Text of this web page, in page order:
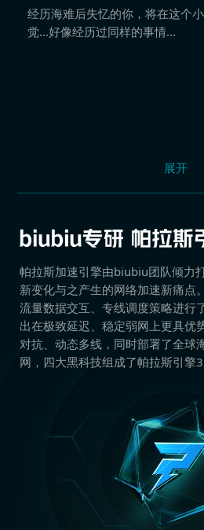
经历海难后失忆的你，将在这个
觉...好像经历过同样的事情...
展开
帕拉斯加速引擎由biubiu团队倾力
新变化与之产生的网络加速新痛点
流量数据交互、专线调度策略进行
出在极致延迟、稳定弱网上更具优
对抗、动态多线，同时部署了全球
网，四大黑科技组成了帕拉斯引擎